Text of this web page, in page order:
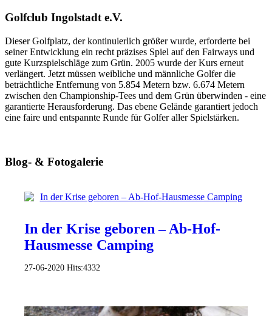
Golfclub Ingolstadt e.V.
Dieser Golfplatz, der kontinuierlich größer wurde, erforderte bei
seiner Entwicklung ein recht präzises Spiel auf den Fairways und
gute Kurzspielschläge zum Grün. 2005 wurde der Kurs erneut
verlängert. Jetzt müssen weibliche und männliche Golfer die
beträchtliche Entfernung von 5.854 Metern bzw. 6.674 Metern
zwischen den Championship-Tees und dem Grün überwinden - eine
garantierte Herausforderung. Das ebene Gelände garantiert jedoch
eine faire und entspannte Runde für Golfer aller Spielstärken.
Blog- & Fotogalerie
In der Krise geboren – Ab-Hof-
Hausmesse Camping
27-06-2020 Hits:4332